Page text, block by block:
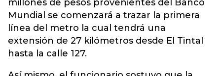
millones de pesos provenientes del Banco
Mundial se comenzará a trazar la primera
línea del metro la cual tendrá una
extensión de 27 kilómetros desde El Tintal
hasta la calle 127.